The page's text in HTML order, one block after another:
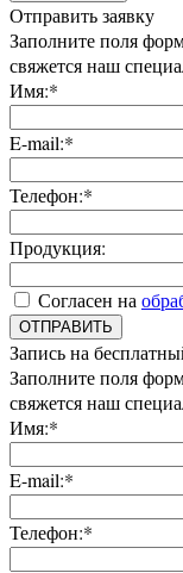
Отправить заявку
Заполните поля
свяжется наш
Имя:*
E-mail:*
Телефон:*
Продукция:
Согласен на
ОТПРАВИТЬ
Запись на
Заполните поля
свяжется наш
Имя:*
E-mail:*
Телефон:*